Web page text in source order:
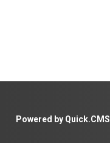
Powered by Quick.CMS